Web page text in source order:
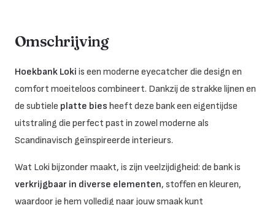
Omschrijving
Hoekbank Loki is een moderne eyecatcher die design en
comfort moeiteloos combineert. Dankzij de strakke lijnen en
de subtiele platte bies heeft deze bank een eigentijdse
uitstraling die perfect past in zowel moderne als
Scandinavisch geïnspireerde interieurs.
Wat Loki bijzonder maakt, is zijn veelzijdigheid: de bank is
verkrijgbaar in diverse elementen, stoffen en kleuren,
waardoor je hem volledig naar jouw smaak kunt